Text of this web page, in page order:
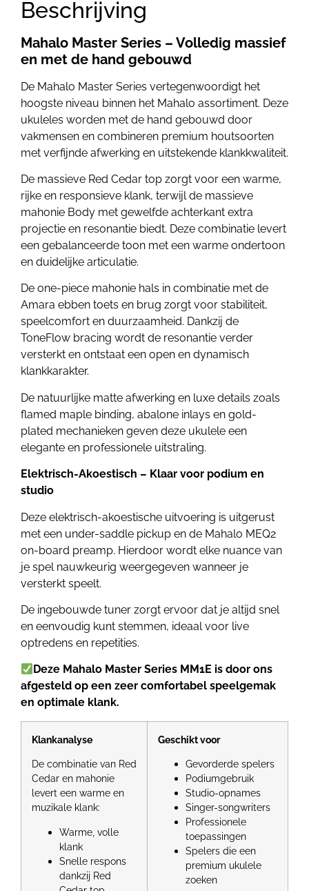
Beschrijving
Mahalo Master Series – Volledig massief
en met de hand gebouwd
De Mahalo Master Series vertegenwoordigt het
hoogste niveau binnen het Mahalo assortiment. Deze
ukuleles worden met de hand gebouwd door
vakmensen en combineren premium houtsoorten
met verfijnde afwerking en uitstekende klankkwaliteit.
De massieve Red Cedar top zorgt voor een warme,
rijke en responsieve klank, terwijl de massieve
mahonie Body met gewelfde achterkant extra
projectie en resonantie biedt. Deze combinatie levert
een gebalanceerde toon met een warme ondertoon
en duidelijke articulatie.
De one-piece mahonie hals in combinatie met de
Amara ebben toets en brug zorgt voor stabiliteit,
speelcomfort en duurzaamheid. Dankzij de
ToneFlow bracing wordt de resonantie verder
versterkt en ontstaat een open en dynamisch
klankkarakter.
De natuurlijke matte afwerking en luxe details zoals
flamed maple binding, abalone inlays en gold-
plated mechanieken geven deze ukulele een
elegante en professionele uitstraling.
Elektrisch-Akoestisch – Klaar voor podium en
studio
Deze elektrisch-akoestische uitvoering is uitgerust
met een under-saddle pickup en de Mahalo MEQ2
on-board preamp. Hierdoor wordt elke nuance van
je spel nauwkeurig weergegeven wanneer je
versterkt speelt.
De ingebouwde tuner zorgt ervoor dat je altijd snel
en eenvoudig kunt stemmen, ideaal voor live
optredens en repetities.
Deze Mahalo Master Series MM1E is door ons
afgesteld op een zeer comfortabel speelgemak
en optimale klank.
Klankanalyse
De combinatie van Red
Cedar en mahonie
levert een warme en
muzikale klank:
Warme, volle
klank
Snelle respons
dankzij Red
Geschikt voor
Gevorderde spelers
Podiumgebruik
Studio-opnames
Singer-songwriters
Professionele
toepassingen
Spelers die een
premium ukulele
zoeken